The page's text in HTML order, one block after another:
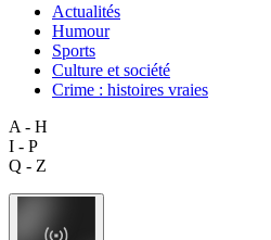
Actualités
Humour
Sports
Culture et société
Crime : histoires vraies
A - H
I - P
Q - Z